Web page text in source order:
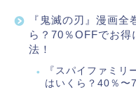
『鬼滅の刃』漫画全
ら？70％OFFでお得
法！
『スパイファミリ
はいくら？40％〜